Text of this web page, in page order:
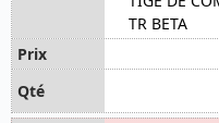
TR BETA